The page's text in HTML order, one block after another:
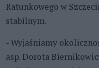
Ratunkowego w
stabilnym.
- Wyjaśniamy
asp. Dorota